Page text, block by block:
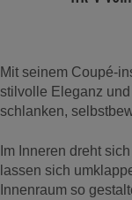
Mit seinem Coupé-
stilvolle Eleganz
schlanken,
Im Inneren dreht
lassen sich
Innenraum so